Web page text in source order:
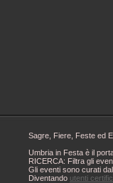
Sagre, Fiere, Feste ed
Umbria in Festa è il
RICERCA: Filtra gli
Gli eventi sono curati
Diventando utenti